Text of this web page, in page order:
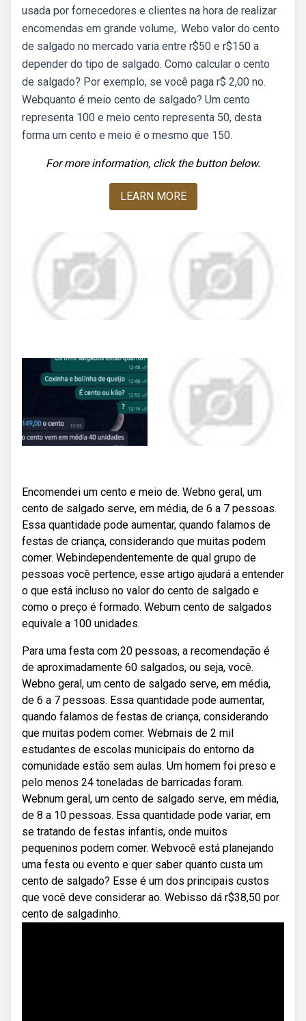
usada por fornecedores e clientes na hora de realizar
encomendas em grande volume,. Webo valor do cento
de salgado no mercado varia entre r$50 e r$150 a
depender do tipo de salgado. Como calcular o cento
de salgado? Por exemplo, se você paga r$ 2,00 no.
Webquanto é meio cento de salgado? Um cento
representa 100 e meio cento representa 50, desta
forma um cento e meio é o mesmo que 150.
For more information, click the button below.
LEARN MORE
Encomendei um cento e meio de. Webno geral, um
cento de salgado serve, em média, de 6 a 7 pessoas.
Essa quantidade pode aumentar, quando falamos de
festas de criança, considerando que muitas podem
comer. Webindependentemente de qual grupo de
pessoas você pertence, esse artigo ajudará a entender
o que está incluso no valor do cento de salgado e
como o preço é formado. Webum cento de salgados
equivale a 100 unidades.
Para uma festa com 20 pessoas, a recomendação é
de aproximadamente 60 salgados, ou seja, você.
Webno geral, um cento de salgado serve, em média,
de 6 a 7 pessoas. Essa quantidade pode aumentar,
quando falamos de festas de criança, considerando
que muitas podem comer. Webmais de 2 mil
estudantes de escolas municipais do entorno da
comunidade estão sem aulas. Um homem foi preso e
pelo menos 24 toneladas de barricadas foram.
Webnum geral, um cento de salgado serve, em média,
de 8 a 10 pessoas. Essa quantidade pode variar, em
se tratando de festas infantis, onde muitos
pequeninos podem comer. Webvocê está planejando
uma festa ou evento e quer saber quanto custa um
cento de salgado? Esse é um dos principais custos
que você deve considerar ao. Webisso dá r$38,50 por
cento de salgadinho.